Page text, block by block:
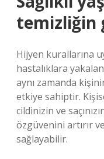
temizliğin
Hijyen kurallarına
hastalıklara
aynı zamanda
etkiye sahiptir.
cildinizin ve
özgüvenini artırır
sağlayabilir.